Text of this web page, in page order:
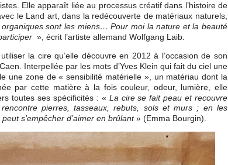
Elle apparaît liée au processus créatif dans l’histoire de
le Land art, dans la redécouverte de matériaux naturels,
organiques sont les miens… Pour moi la nature et la beauté
», écrit l’artiste allemand Wolfgang Laib.
la cire qu’elle découvre en 2012 à l’occasion de son
Interpellée par les mots d’Yves Klein qui fait du ciel une
une zone de « sensibilité matérielle », un matériau dont la
par cette matière à la fois couleur, odeur, lumière, elle
toutes ses spécificités : « La cire se fait peau et recouvre
pierres, tasseaux, rebuts, sols et murs ; en les
s’empêcher d’aimer en brûlant» (Emma Bourgin).